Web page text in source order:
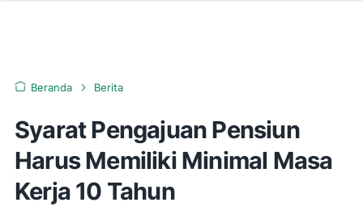
Beranda Berita
Syarat Pengajuan Pensiun
Harus Memiliki Minimal Masa
Kerja 10 Tahun